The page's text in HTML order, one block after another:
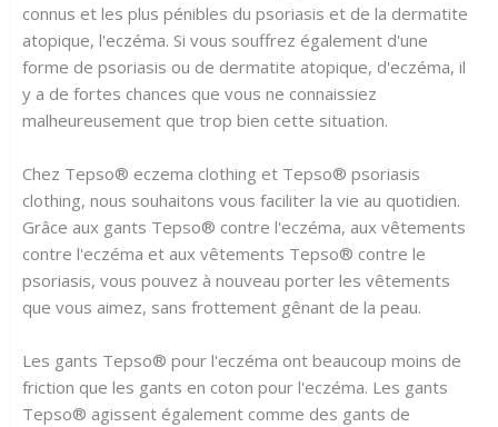
connus et les plus pénibles du psoriasis et de la dermatite
atopique, l'eczéma. Si vous souffrez également d'une
forme de psoriasis ou de dermatite atopique, d'eczéma, il
y a de fortes chances que vous ne connaissiez
malheureusement que trop bien cette situation.
Chez Tepso® eczema clothing et Tepso® psoriasis
clothing, nous souhaitons vous faciliter la vie au quotidien.
Grâce aux gants Tepso® contre l'eczéma, aux vêtements
contre l'eczéma et aux vêtements Tepso® contre le
psoriasis, vous pouvez à nouveau porter les vêtements
que vous aimez, sans frottement gênant de la peau.
Les gants Tepso® pour l'eczéma ont beaucoup moins de
friction que les gants en coton pour l'eczéma. Les gants
Tepso® agissent également comme des gants de